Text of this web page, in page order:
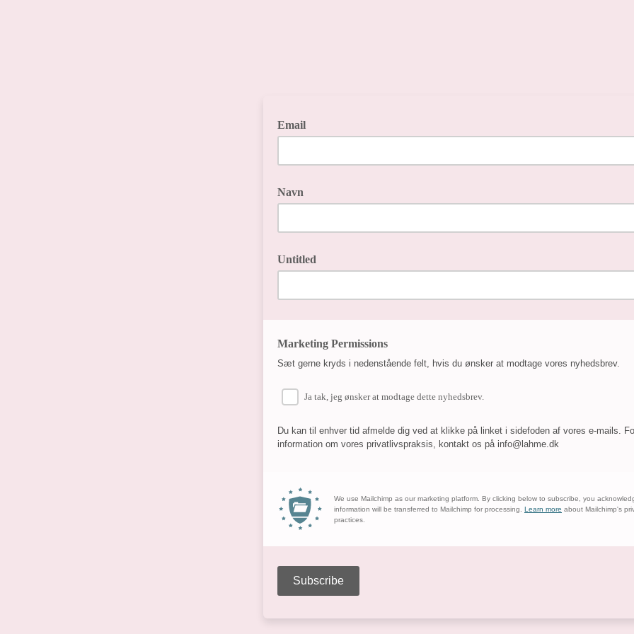
Email
Navn
Untitled
Marketing Permissions
Sæt gerne kryds i nedenstående felt, hvis du ønsker at modtage vores nyhedsbrev.
Ja tak, jeg ønsker at modtage dette nyhedsbrev.
Du kan til enhver tid afmelde dig ved at klikke på linket i sidefoden af ​​vores e-mails.
information om vores privatlivspraksis, kontakt os på info@lahme.dk
We use Mailchimp as our marketing platform. By clicking below to subscribe, you
information will be transferred to Mailchimp for processing. Learn more about Mailchimp's
practices.